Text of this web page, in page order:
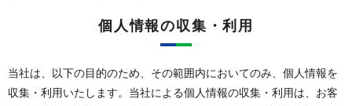
個人情報の収集・利用
当社は、以下の目的のため、その範囲内においてのみ、個人情報を
収集・利用いたします。当社による個人情報の収集・利用は、お客